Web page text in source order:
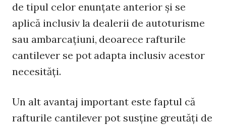
de tipul celor enunțate anterior și se
aplică inclusiv la dealerii de autoturisme
sau ambarcațiuni, deoarece rafturile
cantilever se pot adapta inclusiv acestor
necesități.
Un alt avantaj important este faptul că
rafturile cantilever pot susține greutăți de